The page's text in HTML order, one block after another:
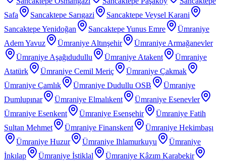
Safa
Sancaktepe Sarıgazi
Sancaktepe Veysel Karani
Sancaktepe Yenidoğan
Sancaktepe Yunus Emre
Ümraniye
Adem Yavuz
Ümraniye Altınşehir
Ümraniye Armağanevler
Ümraniye Aşağıdudullu
Ümraniye Atakent
Ümraniye
Atatürk
Ümraniye Cemil Meriç
Ümraniye Çakmak
Ümraniye Çamlık
Ümraniye Dudullu OSB
Ümraniye
Dumlupınar
Ümraniye Elmalıkent
Ümraniye Esenevler
Ümraniye Esenkent
Ümraniye Esenşehir
Ümraniye Fatih
Sultan Mehmet
Ümraniye Finanskent
Ümraniye Hekimbaşı
Ümraniye Huzur
Ümraniye Ihlamurkuyu
Ümraniye
İnkılap
Ümraniye İstiklal
Ümraniye Kâzım Karabekir